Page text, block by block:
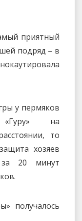
приятный
подряд – в
у пермяков
«Гуру» на
то
хозяев
за 20 минут
получалось